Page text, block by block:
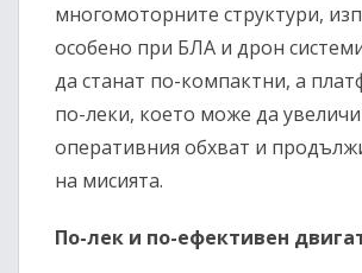
многомоторните структури,
особено при БЛА и дрон
да станат по-компактни, а
по-леки, което може да увеличи
оперативния обхват и
на мисията.
По-лек и по-ефективен